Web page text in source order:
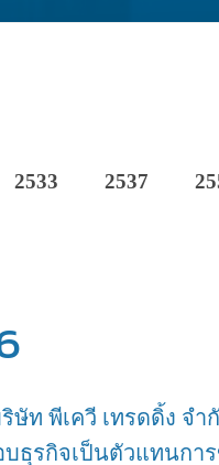
2533 2537
ษัท พีเควี เทรดดิ้ง จ
ธุรกิจเป็นตัวแทนกา